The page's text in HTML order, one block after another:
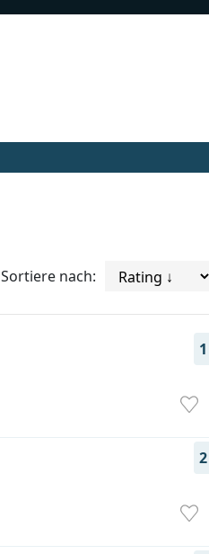
Sortiere nach:
1
2